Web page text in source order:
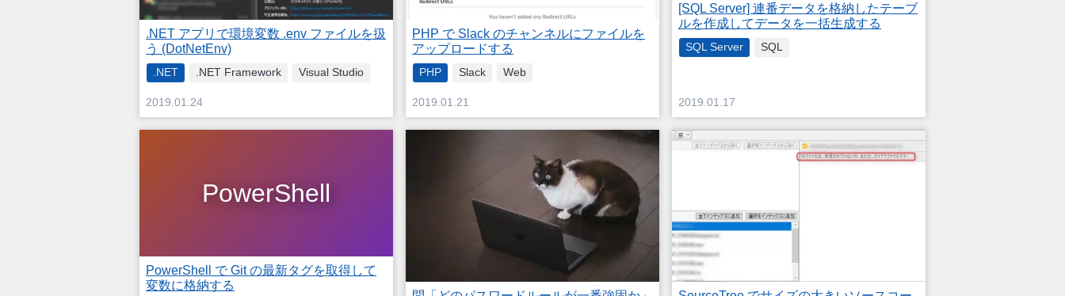
.NET アプリで環境変数 .env ファイルを扱
う (DotNetEnv)
.NET .NET Framework Visual Studio
2019.01.24
PHP で Slack のチャンネルにファイルを
アップロードする
PHP Slack Web
2019.01.21
[SQL Server] 連番データを格納したテーブ
ルを作成してデータを一括生成する
SQL Server SQL
2019.01.17
PowerShell
PowerShell で Git の最新タグを取得して
変数に格納する